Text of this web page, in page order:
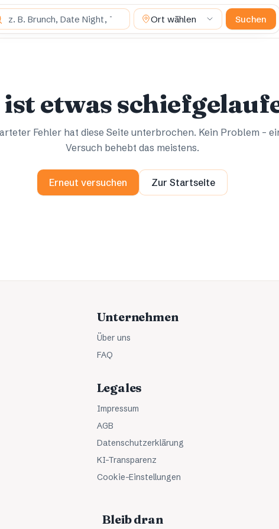
suchst du? Ort wählen Suchen
ist etwas
Fehler hat diese Seite unterbrochen. Kein Problem –
Versuch behebt das meistens.
Erneut versuchen Zur Startseite
Unternehmen
Über uns
FAQ
Legales
Impressum
AGB
Datenschutzerklärung
KI-Transparenz
Cookie-Einstellungen
Bleib dran